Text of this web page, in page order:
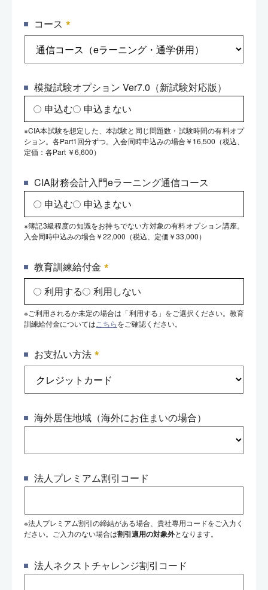
コース *
模擬試験オプション Ver7.0（新試験対応版）
申込む
申込まない
※CIA本試験を想定した、本試験と同じ問題数・試験時間の有料オプ
ション。各Part1回分ずつ。入会同時申込みの場合￥16,500（税込、
定価：各Part ￥6,600）
CIA財務会計入門eラーニング通信コース
申込む
申込まない
※簿記3級程度の知識をお持ちでない方対象の有料オプション講座。
入会同時申込みの場合￥22,000（税込、定価￥33,000）
教育訓練給付金 *
利用する 利用しない
※ご利用されるか未定の場合は「利用する」をご選択ください。教育
訓練給付金についてはこちらをご確認ください。
お支払い方法 *
海外居住地域（海外にお住まいの場合）
法人プレミアム割引コード
※法人プレミアム割引の締結がある場合、貴社専用コードをご入力く
ださい。ご入力のない場合は割引適用の対象外となります。
法人ネクストチャレンジ割引コード